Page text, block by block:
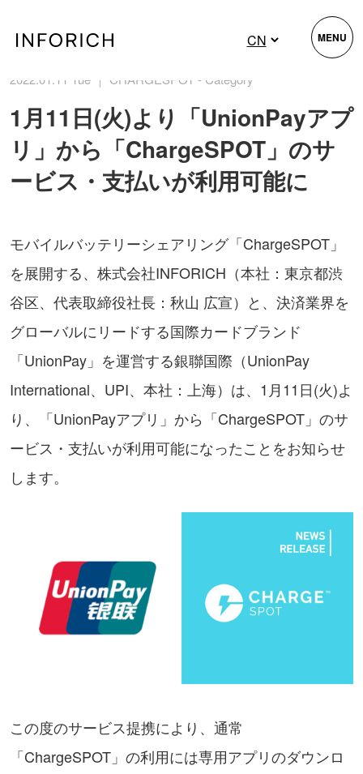
2022.01.11 Tue ｜ CHARGESPOT - Category
1月11日(火)より「UnionPayアプ
リ」から「ChargeSPOT」のサ
ービス・支払いが利用可能に
モバイルバッテリーシェアリング「ChargeSPOT」
を展開する、株式会社INFORICH（本社：東京都渋
谷区、代表取締役社長：秋山 広宣）と、決済業界を
グローバルにリードする国際カードブランド
「UnionPay」を運営する銀聯国際（UnionPay
International、UPI、本社：上海）は、1月11日(火)よ
り、「UnionPayアプリ」から「ChargeSPOT」のサ
ービス・支払いが利用可能になったことをお知らせ
します。
この度のサービス提携により、通常
「ChargeSPOT」の利用には専用アプリのダウンロ
MENU